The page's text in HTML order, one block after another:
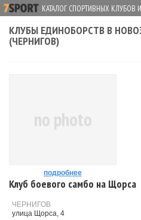
КАТАЛОГ СПОРТИВНЫХ КЛУБОВ
КЛУБЫ ЕДИНОБОРСТВ В
(ЧЕРНИГОВ)
no photo
подробнее
Клуб боевого самбо на Щорса
ЧЕРНИГОВ
улица Щорса, 4